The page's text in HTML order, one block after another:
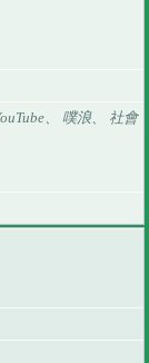
、 噗浪、 社會